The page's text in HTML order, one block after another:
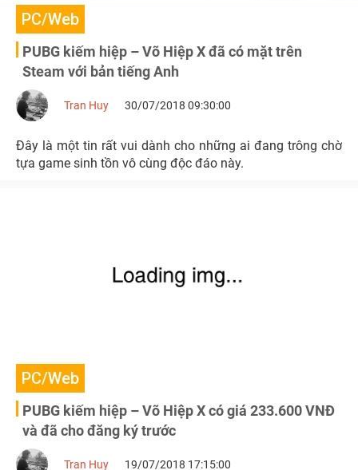
PC/Web
PUBG kiếm hiệp – Võ Hiệp X đã có mặt trên
Steam với bản tiếng Anh
Tran Huy 30/07/2018 09:30:00
Đây là một tin rất vui dành cho những ai đang trông chờ
tựa game sinh tồn vô cùng độc đáo này.
PC/Web
PUBG kiếm hiệp – Võ Hiệp X có giá 233.600 VNĐ
và đã cho đăng ký trước
Tran Huy 19/07/2018 17:15:00